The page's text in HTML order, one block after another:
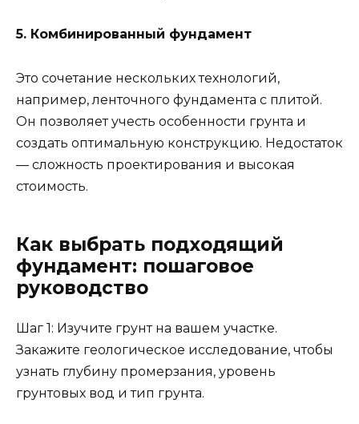
5. Комбинированный фундамент
Это сочетание нескольких технологий,
например, ленточного фундамента с плитой.
Он позволяет учесть особенности грунта и
создать оптимальную конструкцию. Недостаток
— сложность проектирования и высокая
стоимость.
Как выбрать подходящий
фундамент: пошаговое
руководство
Шаг 1: Изучите грунт на вашем участке.
Закажите геологическое исследование, чтобы
узнать глубину промерзания, уровень
грунтовых вод и тип грунта.